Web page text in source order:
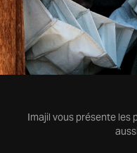
Imajil vous présente les